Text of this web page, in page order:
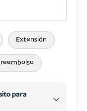
Extensión
reembolso
para